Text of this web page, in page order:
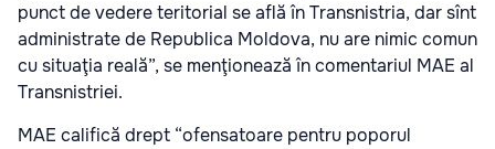
punct de vedere teritorial se află în Transnistria, dar sînt
administrate de Republica Moldova, nu are nimic comun
cu situaţia reală”, se menţionează în comentariul MAE al
Transnistriei.
MAE califică drept “ofensatoare pentru poporul